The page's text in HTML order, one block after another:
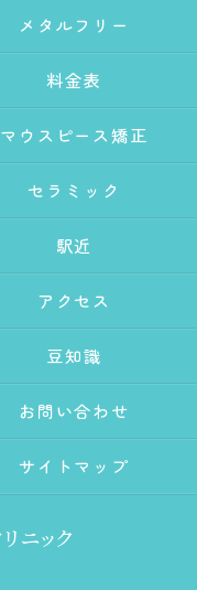
メタルフリー
料金表
マウスピース矯正
セラミック
駅近
アクセス
豆知識
お問い合わせ
サイトマップ